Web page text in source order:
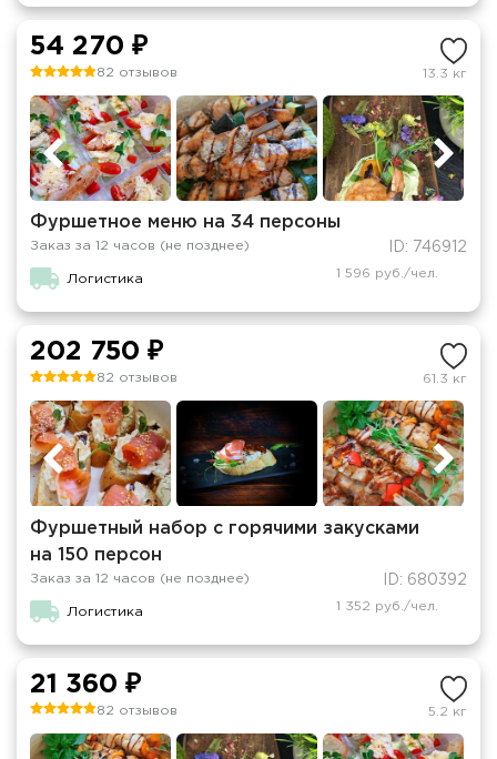
54 270 ₽
82 отзывов 13.3 кг
Фуршетное меню на 34 персоны
Заказ за 12 часов (не позднее) ID: 746912
Логистика 1 596 руб./чел.
202 750 ₽
82 отзывов 61.3 кг
Фуршетный набор с горячими закусками
на 150 персон
Заказ за 12 часов (не позднее) ID: 680392
Логистика 1 352 руб./чел.
21 360 ₽
82 отзывов 5.2 кг